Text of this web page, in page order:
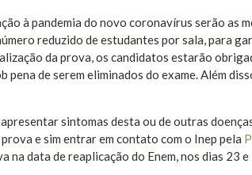
à pandemia do novo coronavírus serão as
reduzido de estudantes por sala, para
da prova, os candidatos estarão
de serem eliminados do exame. Além
sintomas desta ou de outras
e sim entrar em contato com o Inep pela
data de reaplicação do Enem, nos dias 23